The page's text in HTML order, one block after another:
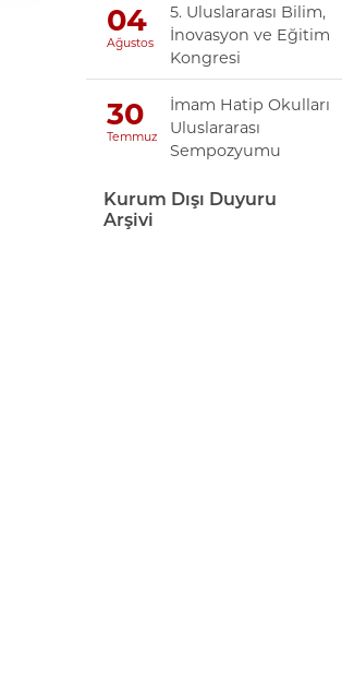
04
Ağustos
5. Uluslararası Bilim,
İnovasyon ve Eğitim
Kongresi
30
Temmuz
İmam Hatip Okulları
Uluslararası
Sempozyumu
Kurum Dışı Duyuru
Arşivi